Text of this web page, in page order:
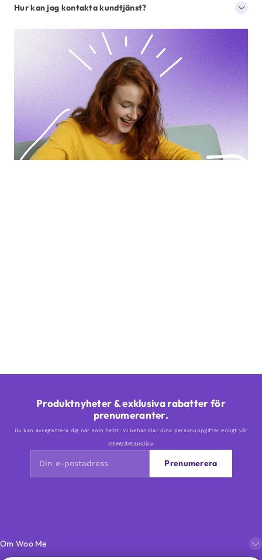
Hur kan jag kontakta kundtjänst?
Produktnyheter & exklusiva rabatter för
prenumeranter.
Du kan avregistrera dig när som helst. Vi behandlar dina personuppgifter enligt vår
integritetspolicy.
Prenumerera
Om Woo Me